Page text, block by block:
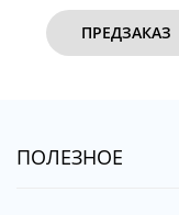
ПРЕДЗАКАЗ
ПОЛЕЗНОЕ